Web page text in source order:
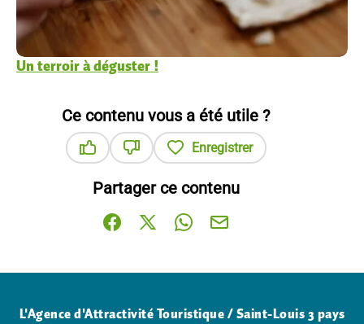
Un terroir à déguster !
Ce contenu vous a été utile ?
Enregistrer
Partager ce contenu
Partager sur Facebook (nouvelle fenêtre)
Partager sur X / Twitter (nouvelle
Partager sur WhatsApp
Partager par mail
L'Agence d'Attractivité Touristique / Saint-Louis 3 pays